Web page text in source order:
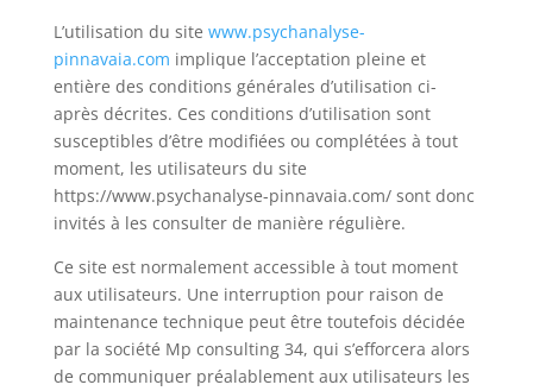
L’utilisation du site www.psychanalyse-
pinnavaia.com implique l’acceptation pleine et
entière des conditions générales d’utilisation ci-
après décrites. Ces conditions d’utilisation sont
susceptibles d’être modifiées ou complétées à tout
moment, les utilisateurs du site
https://www.psychanalyse-pinnavaia.com/ sont donc
invités à les consulter de manière régulière.
Ce site est normalement accessible à tout moment
aux utilisateurs. Une interruption pour raison de
maintenance technique peut être toutefois décidée
par la société Mp consulting 34, qui s’efforcera alors
de communiquer préalablement aux utilisateurs les